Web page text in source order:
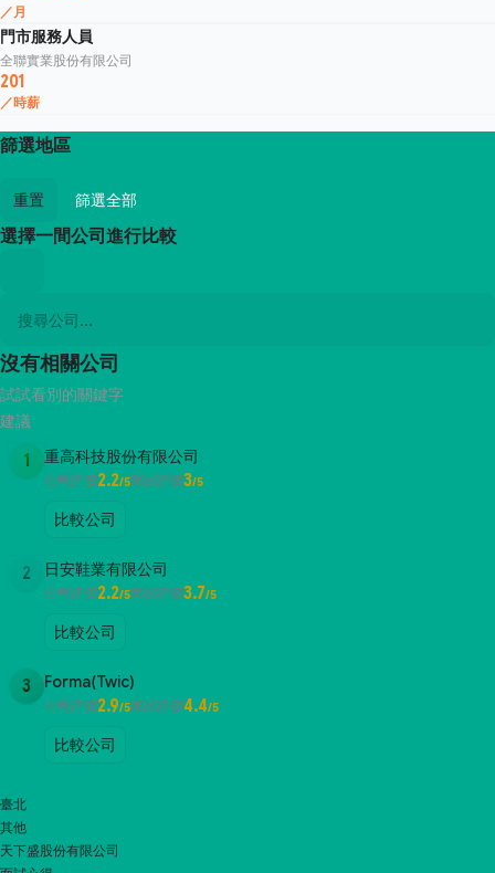
／月
門市服務人員
全聯實業股份有限公司
201
／時薪
篩選地區
重置 篩選全部
選擇一間公司進行比較
沒有相關公司
試試看別的關鍵字
建議
1 重高科技股份有限公司
公司評價2.2/5面試評價3/5
比較公司
2 日安鞋業有限公司
公司評價2.2/5面試評價3.7/5
比較公司
3 Forma(Twic)
公司評價2.9/5面試評價4.4/5
比較公司
臺北
其他
天下盛股份有限公司